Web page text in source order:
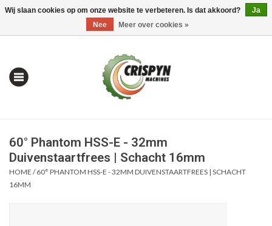
0 Artikelen - €0,00 Mijn account / Registreren
60° Phantom HSS-E - 32mm
Duivenstaartfrees | Schacht 16mm
HOME /60° PHANTOM HSS-E - 32MM DUIVENSTAARTFREES | SCHACHT
16MM
Wij slaan cookies op om onze website te verbeteren. Is dat akkoord?
Ja
Nee
Meer over cookies »